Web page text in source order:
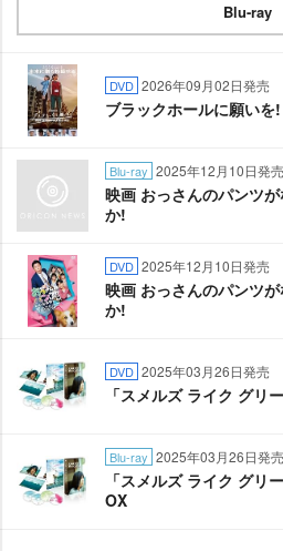
Blu-ray
DVD 2026年09月02日発売
ブラックホールに願いを!
Blu-ray 2025年12月10日発売
映画 おっさんのパンツ
か!
DVD 2025年12月10日発売
映画 おっさんのパンツ
か!
DVD 2025年03月26日発売
「スメルズ ライク グリ
Blu-ray 2025年03月26日発売
「スメルズ ライク グ
OX